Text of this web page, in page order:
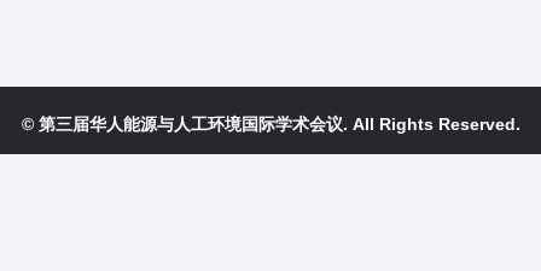
© 第三届华人能源与人工环境国际学术会议. All Rights Reserved.